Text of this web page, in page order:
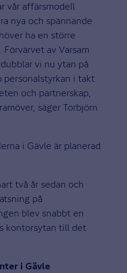
vår affärsmodell.
nya och spännande
ha en större
av Varsam
vi nu ytan på
personalstyrkan i takt
och partnerskap,
säger Torbjörn
i Gävle är planerad
två år sedan och
på
blev snabbt en
kontorsytan till det
i Gävle